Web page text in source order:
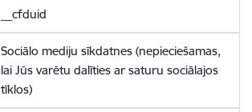
__cfduid
Sociālo mediju sīkdatnes (nepieciešamas,
lai Jūs varētu dalīties ar saturu sociālajos
tīklos)